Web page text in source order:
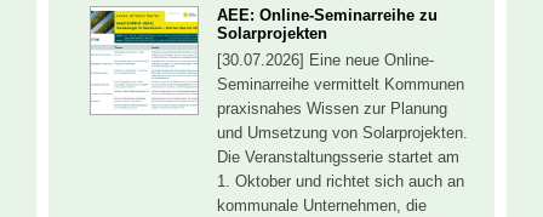
AEE: Online-Seminarreihe zu
Solarprojekten
[30.07.2026] Eine neue Online-
Seminarreihe vermittelt Kommunen
praxisnahes Wissen zur Planung
und Umsetzung von Solarprojekten.
Die Veranstaltungsserie startet am
1. Oktober und richtet sich auch an
kommunale Unternehmen, die